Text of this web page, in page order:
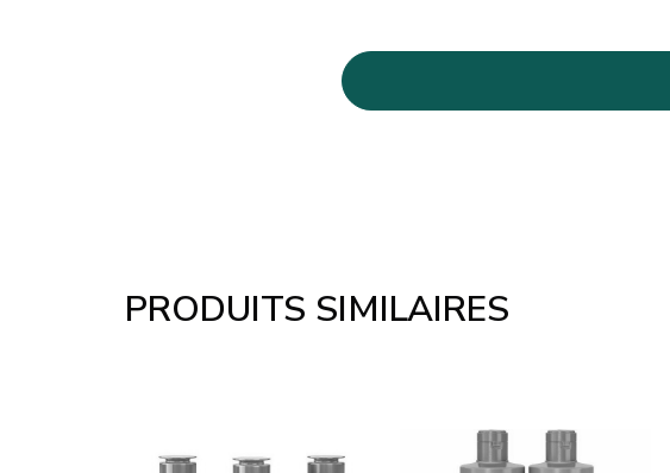
PRODUITS SIMILAIRES